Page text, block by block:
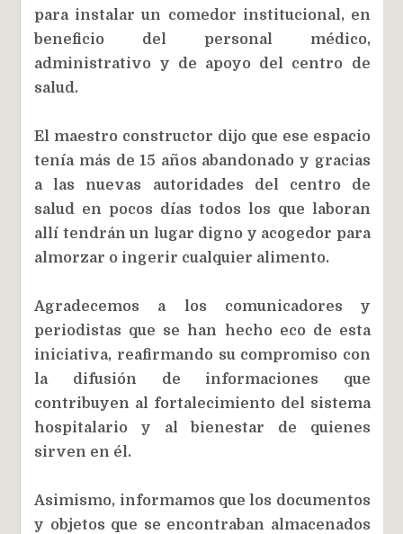
para instalar un comedor institucional, en
beneficio del personal médico,
administrativo y de apoyo del centro de
salud.
El maestro constructor dijo que ese espacio
tenía más de 15 años abandonado y gracias
a las nuevas autoridades del centro de
salud en pocos días todos los que laboran
allí tendrán un lugar digno y acogedor para
almorzar o ingerir cualquier alimento.
Agradecemos a los comunicadores y
periodistas que se han hecho eco de esta
iniciativa, reafirmando su compromiso con
la difusión de informaciones que
contribuyen al fortalecimiento del sistema
hospitalario y al bienestar de quienes
sirven en él.
Asimismo, informamos que los documentos
y objetos que se encontraban almacenados